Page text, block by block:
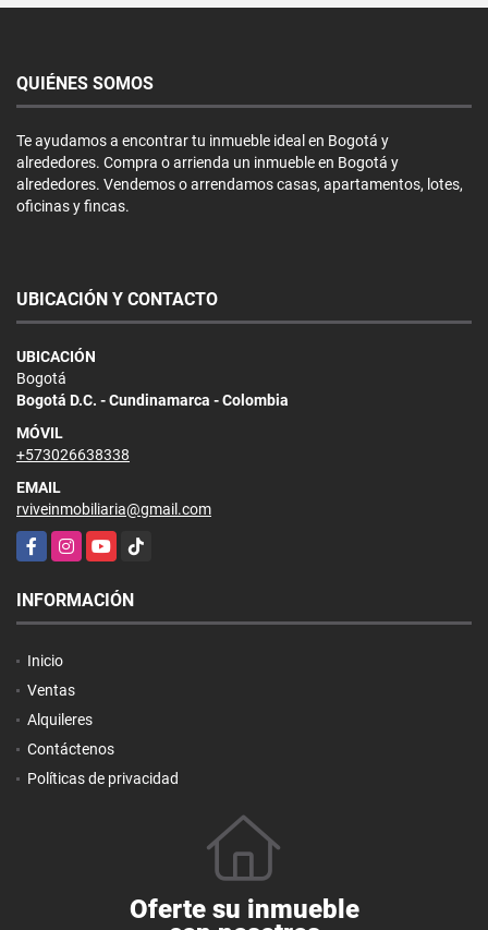
QUIÉNES SOMOS
Te ayudamos a encontrar tu inmueble ideal en Bogotá y
alrededores. Compra o arrienda un inmueble en Bogotá y
alrededores. Vendemos o arrendamos casas, apartamentos, lotes,
oficinas y fincas.
UBICACIÓN Y CONTACTO
UBICACIÓN
Bogotá
Bogotá D.C. - Cundinamarca - Colombia
MÓVIL
+573026638338
EMAIL
rviveinmobiliaria@gmail.com
FacebookInstagramYouTubeTikTok
INFORMACIÓN
Inicio
Ventas
Alquileres
Contáctenos
Políticas de privacidad
Oferte su inmueble